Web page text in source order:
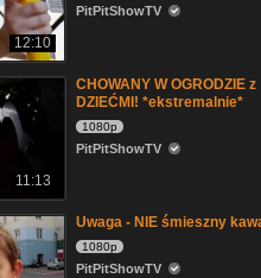
12:10
PitPitShowTV
11:13
CHOWANY W OGRODZIE z
DZIEĆMI! *ekstremalnie*
1080p
PitPitShowTV
Uwaga - NIE śmieszny
1080p
PitPitShowTV